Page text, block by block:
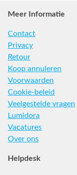
Meer Informatie
Contact
Privacy
Retour
Koop annuleren
Voorwaarden
Cookie-beleid
Veelgestelde vragen
Lumidora
Vacatures
Over ons
Helpdesk